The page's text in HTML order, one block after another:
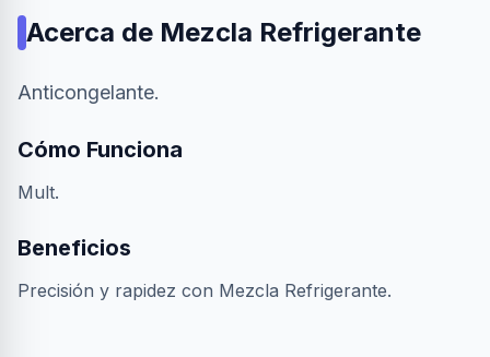
Acerca de Mezcla Refrigerante
Anticongelante.
Cómo Funciona
Mult.
Beneficios
Precisión y rapidez con Mezcla Refrigerante.